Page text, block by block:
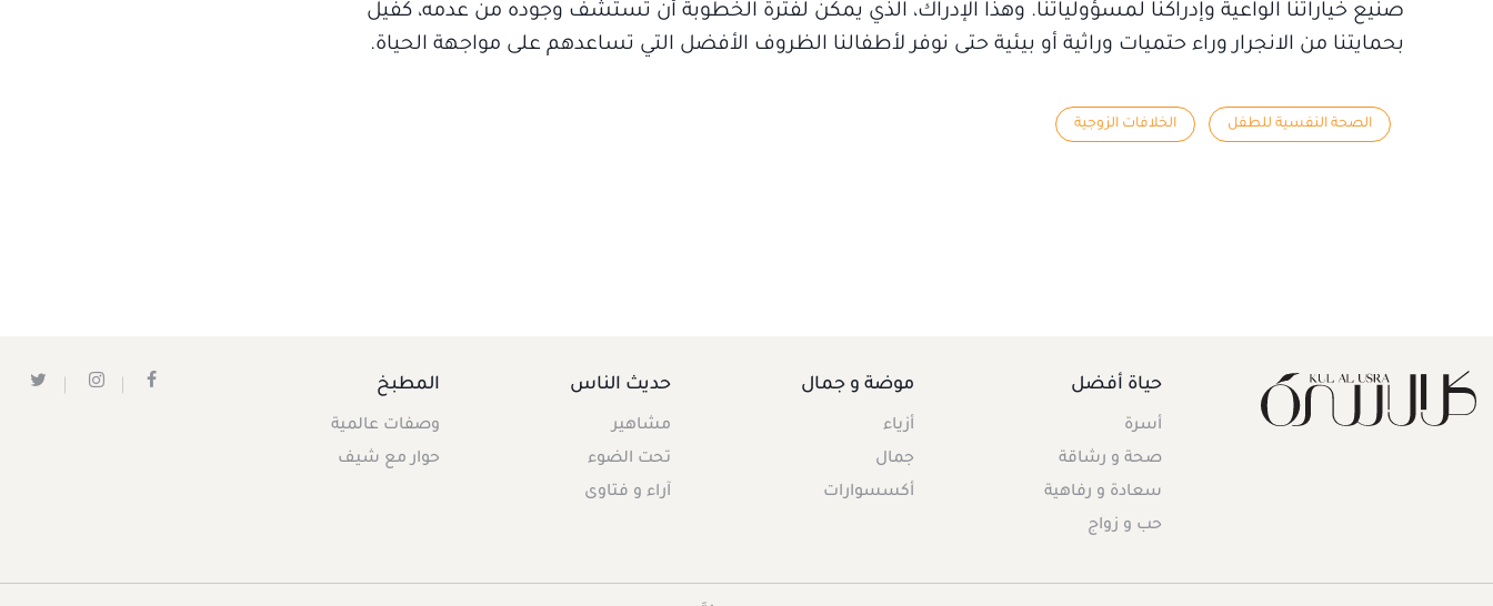
صنيع خياراتنا الواعية وإدراكنا لمسؤولياتنا. وهذا الإدراك، الذي يمكن لفترة الخطوبة أن تستشف وجوده من عدمه، كفيل
بحمايتنا من الانجرار وراء حتميات وراثية أو بيئية حتى نوفر لأطفالنا الظروف الأفضل التي تساعدهم على مواجهة الحياة.
الصحة النفسية للطفل الخلافات الزوجية
حياة أفضل
أسرة
صحة و رشاقة
سعادة و رفاهية
حب و زواج
موضة و جمال
أزياء
جمال
أكسسوارات
حديث الناس
مشاهير
تحت الضوء
آراء و فتاوى
المطبخ
وصفات عالمية
حوار مع شيف